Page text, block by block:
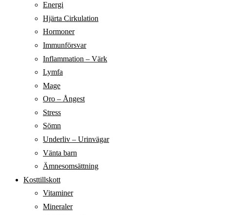
Energi
Hjärta Cirkulation
Hormoner
Immunförsvar
Inflammation – Värk
Lymfa
Mage
Oro – Ångest
Stress
Sömn
Underliv – Urinvägar
Vänta barn
Ämnesomsättning
Kosttillskott
Vitaminer
Mineraler